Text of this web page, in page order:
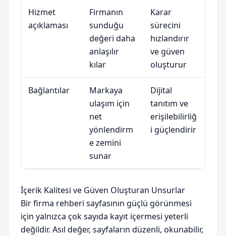
Hizmet
açıklaması
Firmanın
sunduğu
değeri daha
anlaşılır
kılar
Karar
sürecini
hızlandırır
ve güven
oluşturur
Bağlantılar
Markaya
ulaşım için
net
yönlendirm
e zemini
sunar
Dijital
tanıtım ve
erişilebilirliğ
i güçlendirir
İçerik Kalitesi ve Güven Oluşturan Unsurlar
Bir firma rehberi sayfasının güçlü görünmesi
için yalnızca çok sayıda kayıt içermesi yeterli
değildir. Asıl değer, sayfaların düzenli, okunabilir,